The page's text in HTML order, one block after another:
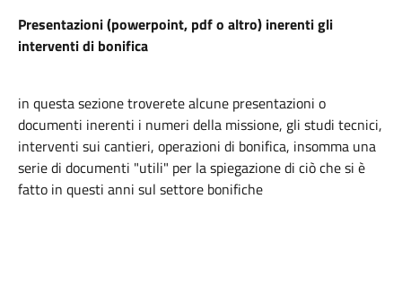
Presentazioni (powerpoint, pdf o altro) inerenti gli
interventi di bonifica
in questa sezione troverete alcune presentazioni o
documenti inerenti i numeri della missione, gli studi tecnici,
interventi sui cantieri, operazioni di bonifica, insomma una
serie di documenti "utili" per la spiegazione di ciò che si è
fatto in questi anni sul settore bonifiche